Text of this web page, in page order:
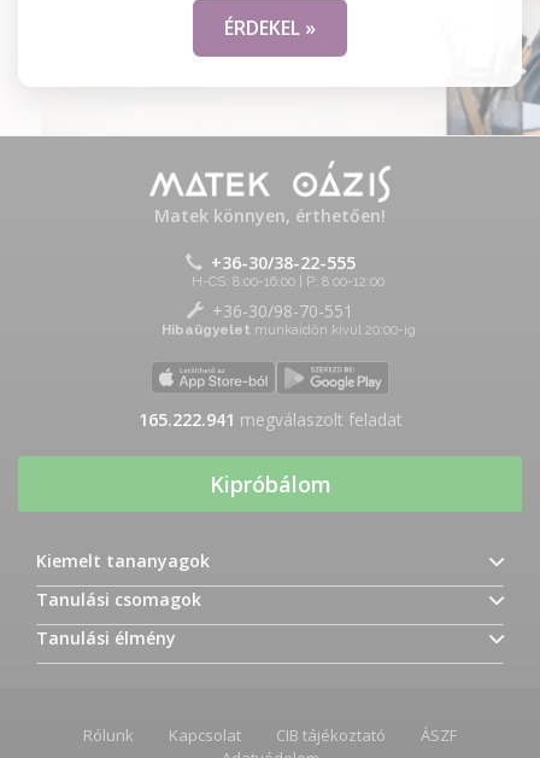
ÉRDEKEL »
Matek könnyen, érthetően!
+36-30/38-22-555
H-CS: 8:00-16:00 | P: 8:00-12:00
+36-30/98-70-551
Hibaügyelet munkaidőn kívül 20:00-ig
165.222.941 megválaszolt feladat
Kipróbálom
Kiemelt tananyagok
Tanulási csomagok
Tanulási élmény
Rólunk Kapcsolat CIB tájékoztató
ÁSZF